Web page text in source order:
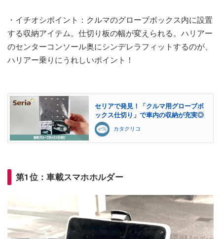
・イチオシポイント：クルマのグローブボックス内に設置
する収納アイテム。仕切り板の幅が変えられる。ハリアー
のセンターコンソール奥にシンデレラフィットするのが、
ハリアー乗りにうれしいポイント！
セリアで発見！「クルマ用グローブボ
ックス仕切り」で車内の収納が充実◎
カタクリコ
第1位：車載スマホホルダー